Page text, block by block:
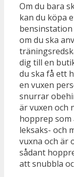
Om du bara
kan du köpa
om du ska
dig till en
du ska få ett
en vuxen
snurrar
är vuxen och
hopprep
leksaks- och
vuxna och är
sådant
att snubbla